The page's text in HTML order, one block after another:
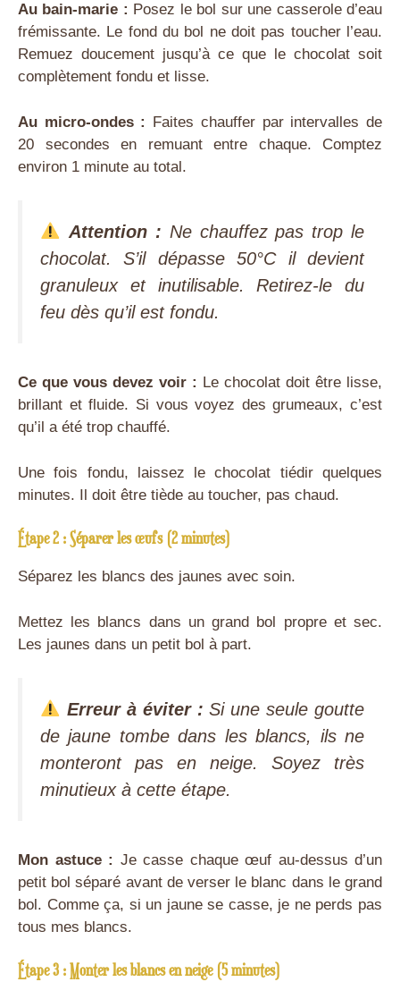
Au bain-marie : Posez le bol sur une casserole d’eau
frémissante. Le fond du bol ne doit pas toucher l’eau.
Remuez doucement jusqu’à ce que le chocolat soit
complètement fondu et lisse.
Au micro-ondes : Faites chauffer par intervalles de
20 secondes en remuant entre chaque. Comptez
environ 1 minute au total.
Attention : Ne chauffez pas trop le
chocolat. S’il dépasse 50°C il devient
granuleux et inutilisable. Retirez-le du
feu dès qu’il est fondu.
Ce que vous devez voir : Le chocolat doit être lisse,
brillant et fluide. Si vous voyez des grumeaux, c’est
qu’il a été trop chauffé.
Une fois fondu, laissez le chocolat tiédir quelques
minutes. Il doit être tiède au toucher, pas chaud.
Étape 2 : Séparer les œufs (2 minutes)
Séparez les blancs des jaunes avec soin.
Mettez les blancs dans un grand bol propre et sec.
Les jaunes dans un petit bol à part.
Erreur à éviter : Si une seule goutte
de jaune tombe dans les blancs, ils ne
monteront pas en neige. Soyez très
minutieux à cette étape.
Mon astuce : Je casse chaque œuf au-dessus d’un
petit bol séparé avant de verser le blanc dans le grand
bol. Comme ça, si un jaune se casse, je ne perds pas
tous mes blancs.
Étape 3 : Monter les blancs en neige (5 minutes)